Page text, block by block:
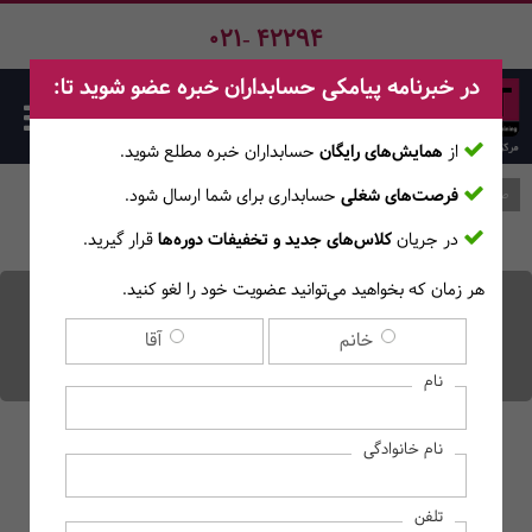
021- 42294
منظور از پامپ و دامپ در ارز
دیجیتال چیست؟
صفحه اصلی وبلاگ
در خبرنامه پیامکی حسابداران خبره عضو شوید تا:
از همایش‌های رایگان حسابداران خبره مطلع ‎شوید.
فرصت‌های شغلی حسابداری برای شما ارسال شود.
در جریانکلاس‌های جدید و تخفیفات دوره‌هاقرار گیرید.
هر زمان که بخواهید می‌توانید عضویت خود را لغو کنید.
خانم آقا
نام
نام خانوادگی
تلفن